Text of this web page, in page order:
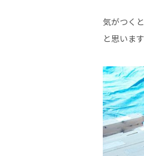
気がつく
と思います